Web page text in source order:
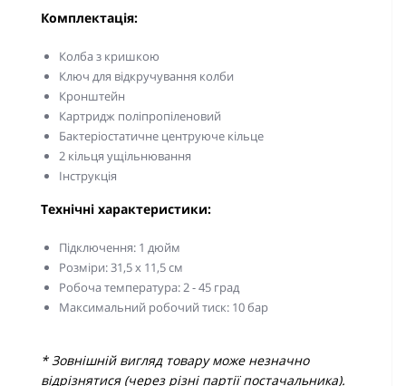
Комплектація:
Колба з кришкою
Ключ для відкручування колби
Кронштейн
Картридж поліпропіленовий
Бактеріостатичне центруюче кільце
2 кільця ущільнювання
Інструкція
Технічні характеристики:
Підключення: 1 дюйм
Розміри: 31,5 х 11,5 см
Робоча температура: 2 - 45 град
Максимальний робочий тиск: 10 бар
* Зовнішній вигляд товару може незначно
відрізнятися (через різні партії постачальника).